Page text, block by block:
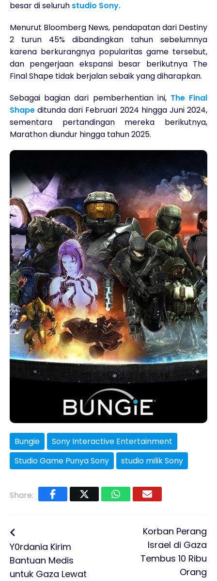
besar di seluruh studio Sony.
Menurut Bloomberg News, pendapatan dari Destiny
2 turun 45% dibandingkan tahun sebelumnya
karena berkurangnya popularitas game tersebut,
dan pengerjaan ekspansi besar berikutnya The
Final Shape tidak berjalan sebaik yang diharapkan.
Sebagai bagian dari pemberhentian ini, The Final
Shape ditunda dari Februari 2024 hingga Juni 2024,
sementara pertandingan mereka berikutnya,
Marathon diundur hingga tahun 2025.
Bungie
Sony Interactive Entertainment
Studio Game Punya Sony
studio milik Sony
Share:
Y0rdania Kirim
Bantuan Medis
untuk Gaza Lewat
Korban Perang
Israel di Gaza
Tembus 10 Ribu
Orang